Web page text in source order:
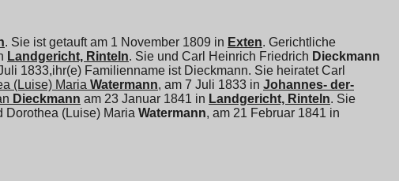
. Sie ist getauft am 1 November 1809 in Exten. Gerichtliche
Landgericht, Rinteln. Sie und Carl Heinrich Friedrich Dieckmann
1833,ihr(e) Familienname ist Dieckmann. Sie heiratetCarl
(Luise) Maria Watermann, am 7 Juli 1833 in Johannes- der-
Dieckmann am 23 Januar 1841 in Landgericht, Rinteln. Sie
Dorothea (Luise) Maria Watermann, am 21 Februar 1841 in